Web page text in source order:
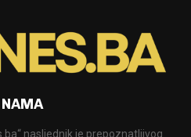
NAMA
nasljednik je prepoznatljivog